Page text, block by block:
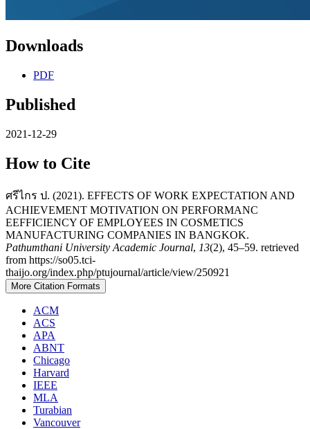
Downloads
PDF
Published
2021-12-29
How to Cite
ศรีไกร ป. (2021). EFFECTS OF WORK EXPECTATION AND
ACHIEVEMENT MOTIVATION ON PERFORMANC
EEFFICIENCY OF EMPLOYEES IN COSMETICS
MANUFACTURING COMPANIES IN BANGKOK.
Pathumthani University Academic Journal, 13(2), 45–59. retrieved
from https://so05.tci-
thaijo.org/index.php/ptujournal/article/view/250921
More Citation Formats
ACM
ACS
APA
ABNT
Chicago
Harvard
IEEE
MLA
Turabian
Vancouver